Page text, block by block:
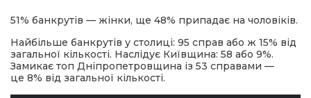
51% банкрутів — жінки, ще 48% припадає на чоловіків.
Найбільше банкрутів у столиці: 95 справ або ж 15% від
загальної кількості. Наслідує Київщина: 58 або 9%.
Замикає топ Дніпропетровщина із 53 справами —
це 8% від загальної кількості.